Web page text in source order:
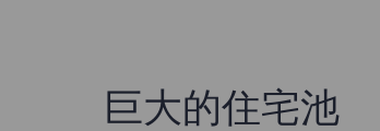
巨大的住宅池